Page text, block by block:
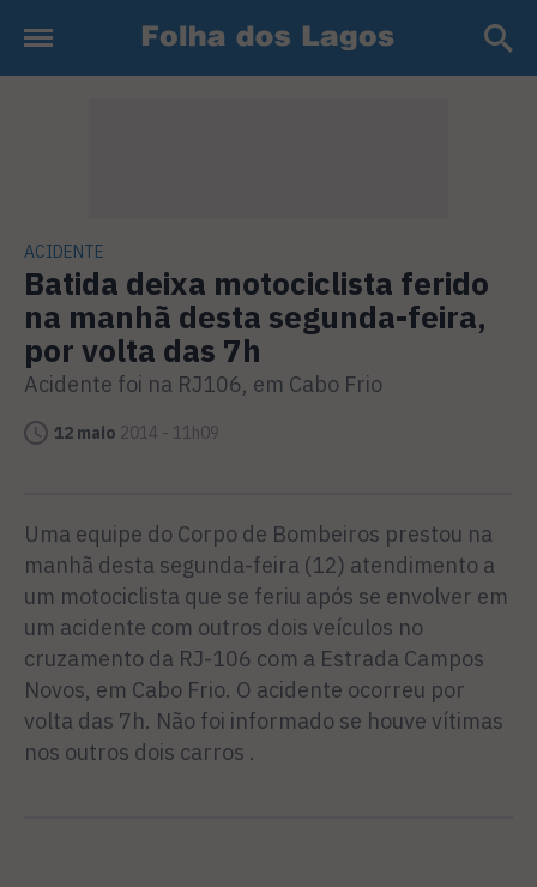
ACIDENTE
Batida deixa motociclista ferido
na manhã desta segunda-feira,
por volta das 7h
Acidente foi na RJ106, em Cabo Frio
12 maio 2014 - 11h09
Uma equipe do Corpo de Bombeiros prestou na
manhã desta segunda-feira (12) atendimento a
um motociclista que se feriu após se envolver em
um acidente com outros dois veículos no
cruzamento da RJ-106 com a Estrada Campos
Novos, em Cabo Frio. O acidente ocorreu por
volta das 7h. Não foi informado se houve vítimas
nos outros dois carros .